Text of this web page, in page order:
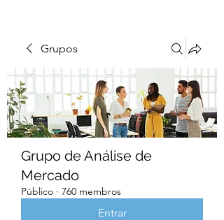
Grupos
Grupo de Análise de
Mercado
Público · 760 membros
Entrar